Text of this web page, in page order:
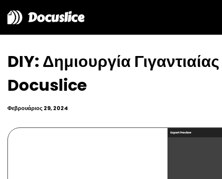
Docuslice
DIY: Δημιουργία
Docuslice
Φεβρουάριος 29, 2024